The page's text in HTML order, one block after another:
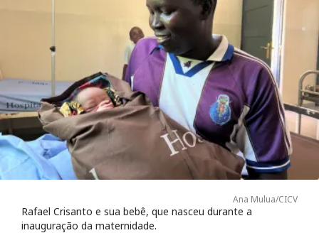
Ana Mulua/CICV
Rafael Crisanto e sua bebê, que nasceu durante a
inauguração da maternidade.